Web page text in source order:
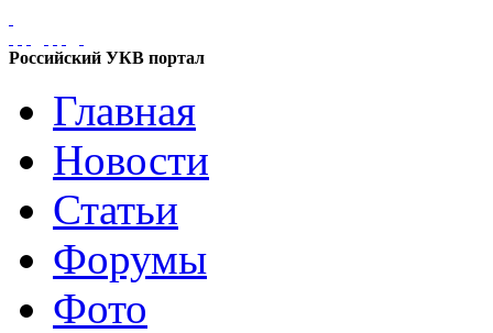
Российский УКВ портал
Главная
Новости
Статьи
Форумы
Фото